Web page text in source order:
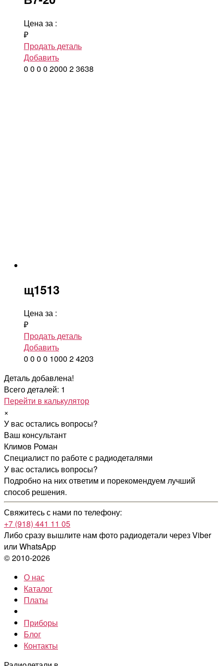
Цена за :
₽
Продать деталь
Добавить
0 0 0 0 2000 23638
щ1513
Цена за :
₽
Продать деталь
Добавить
0 0 0 0 1000 24203
Деталь добавлена!
Всего деталей: 1
Перейти в калькулятор
×
У вас остались вопросы?
Ваш консультант
Климов Роман
Специалист по работе с радиодеталями
У вас остались вопросы?
Подробно на них ответим и порекомендуем лучший
способ решения.
Свяжитесь с нами по телефону:
+7 (918) 441 11 05
Либо сразу вышлите нам фото радиодетали через Viber
или WhatsApp
© 2010-2026
О нас
Каталог
Платы
Приборы
Блог
Контакты